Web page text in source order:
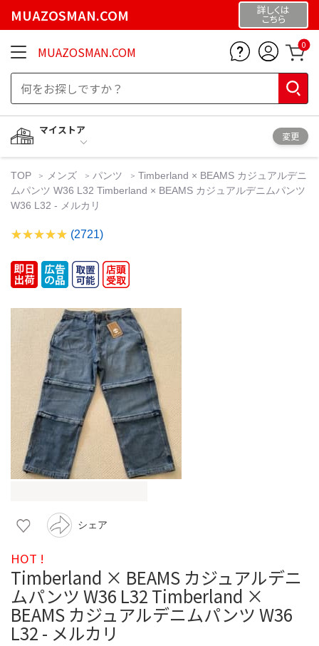
MUAZOSMAN.COM 詳しくは
こちら
MUAZOSMAN.COM 0
マイストア
変更
TOP メンズ パンツ
Timberland × BEAMS カジュアルデニ
ムパンツ W36 L32 Timberland × BEAMS カジュアルデニムパンツ
W36 L32 - メルカリ
(2721)
シェア
HOT !
Timberland × BEAMS カジュアルデニ
ムパンツ W36 L32 Timberland ×
BEAMS カジュアルデニムパンツ W36
L32 - メルカリ